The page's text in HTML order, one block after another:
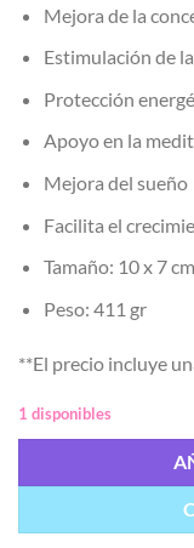
Mejora de la
Estimulación de
Protección
Apoyo en la
Mejora del sueño
Facilita el
Tamaño: 10 x 7 cm
Peso: 411 gr
**El precio incluye
1 disponibles